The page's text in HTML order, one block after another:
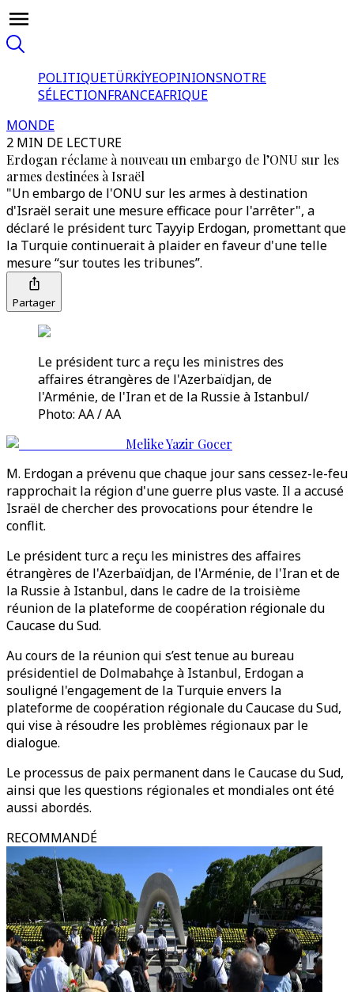
POLITIQUETÜRKİYEOPINIONSNOTRE
SÉLECTIONFRANCEAFRIQUE
MONDE
2 MIN DE LECTURE
Erdogan réclame à nouveau un embargo de l’ONU sur les
armes destinées à Israël
"Un embargo de l'ONU sur les armes à destination
d'Israël serait une mesure efficace pour l'arrêter", a
déclaré le président turc Tayyip Erdogan, promettant que
la Turquie continuerait à plaider en faveur d'une telle
mesure “sur toutes les tribunes”.
Partager
Le président turc a reçu les ministres des
affaires étrangères de l'Azerbaïdjan, de
l'Arménie, de l'Iran et de la Russie à Istanbul/
Photo: AA / AA
Melike Yazir Gocer
M. Erdogan a prévenu que chaque jour sans cessez-le-feu
rapprochait la région d'une guerre plus vaste. Il a accusé
Israël de chercher des provocations pour étendre le
conflit.
Le président turc a reçu les ministres des affaires
étrangères de l'Azerbaïdjan, de l'Arménie, de l'Iran et de
la Russie à Istanbul, dans le cadre de la troisième
réunion de la plateforme de coopération régionale du
Caucase du Sud.
Au cours de la réunion qui s’est tenue au bureau
présidentiel de Dolmabahçe à Istanbul, Erdogan a
souligné l'engagement de la Turquie envers la
plateforme de coopération régionale du Caucase du Sud,
qui vise à résoudre les problèmes régionaux par le
dialogue.
Le processus de paix permanent dans le Caucase du Sud,
ainsi que les questions régionales et mondiales ont été
aussi abordés.
RECOMMANDÉ